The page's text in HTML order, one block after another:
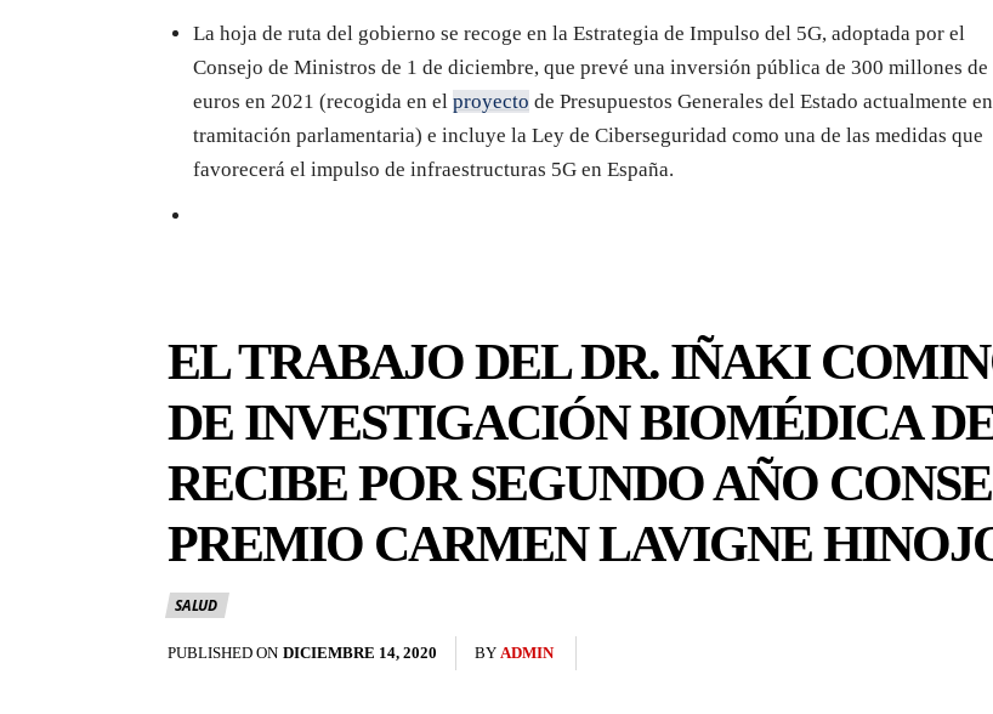
La hoja de ruta del gobierno se recoge en la Estrategia de Impulso del 5G, adoptada por el
Consejo de Ministros de 1 de diciembre, que prevé una inversión pública de 300 millones de
euros en 2021 (recogida en el proyecto de Presupuestos Generales del Estado actualmente en
tramitación parlamentaria) e incluye la Ley de Ciberseguridad como una de las medidas que
favorecerá el impulso de infraestructuras 5G en España.